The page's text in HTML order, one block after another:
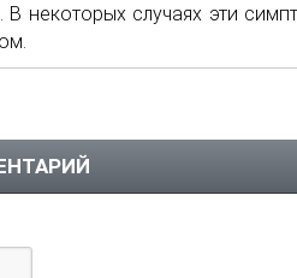
некоторых случаях эти